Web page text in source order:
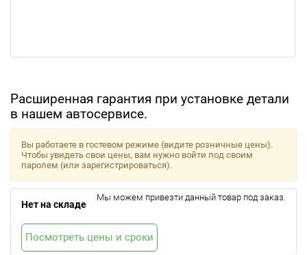
Расширенная гарантия при установке детали
в нашем автосервисе.
Вы работаете в гостевом режиме (видите розничные цены).
Чтобы увидеть свои цены, вам нужно войти под своим
паролем (или зарегистрироваться).
Нет на складе
Мы можем привезти данный товар под заказ.
Посмотреть цены и сроки